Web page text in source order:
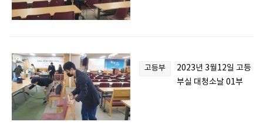
고등부
2023년 3월12일 고등
부실 대청소날 01부